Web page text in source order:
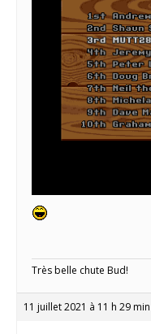
Très belle chute Bud!
11 juillet 2021 à 11 h 29 min